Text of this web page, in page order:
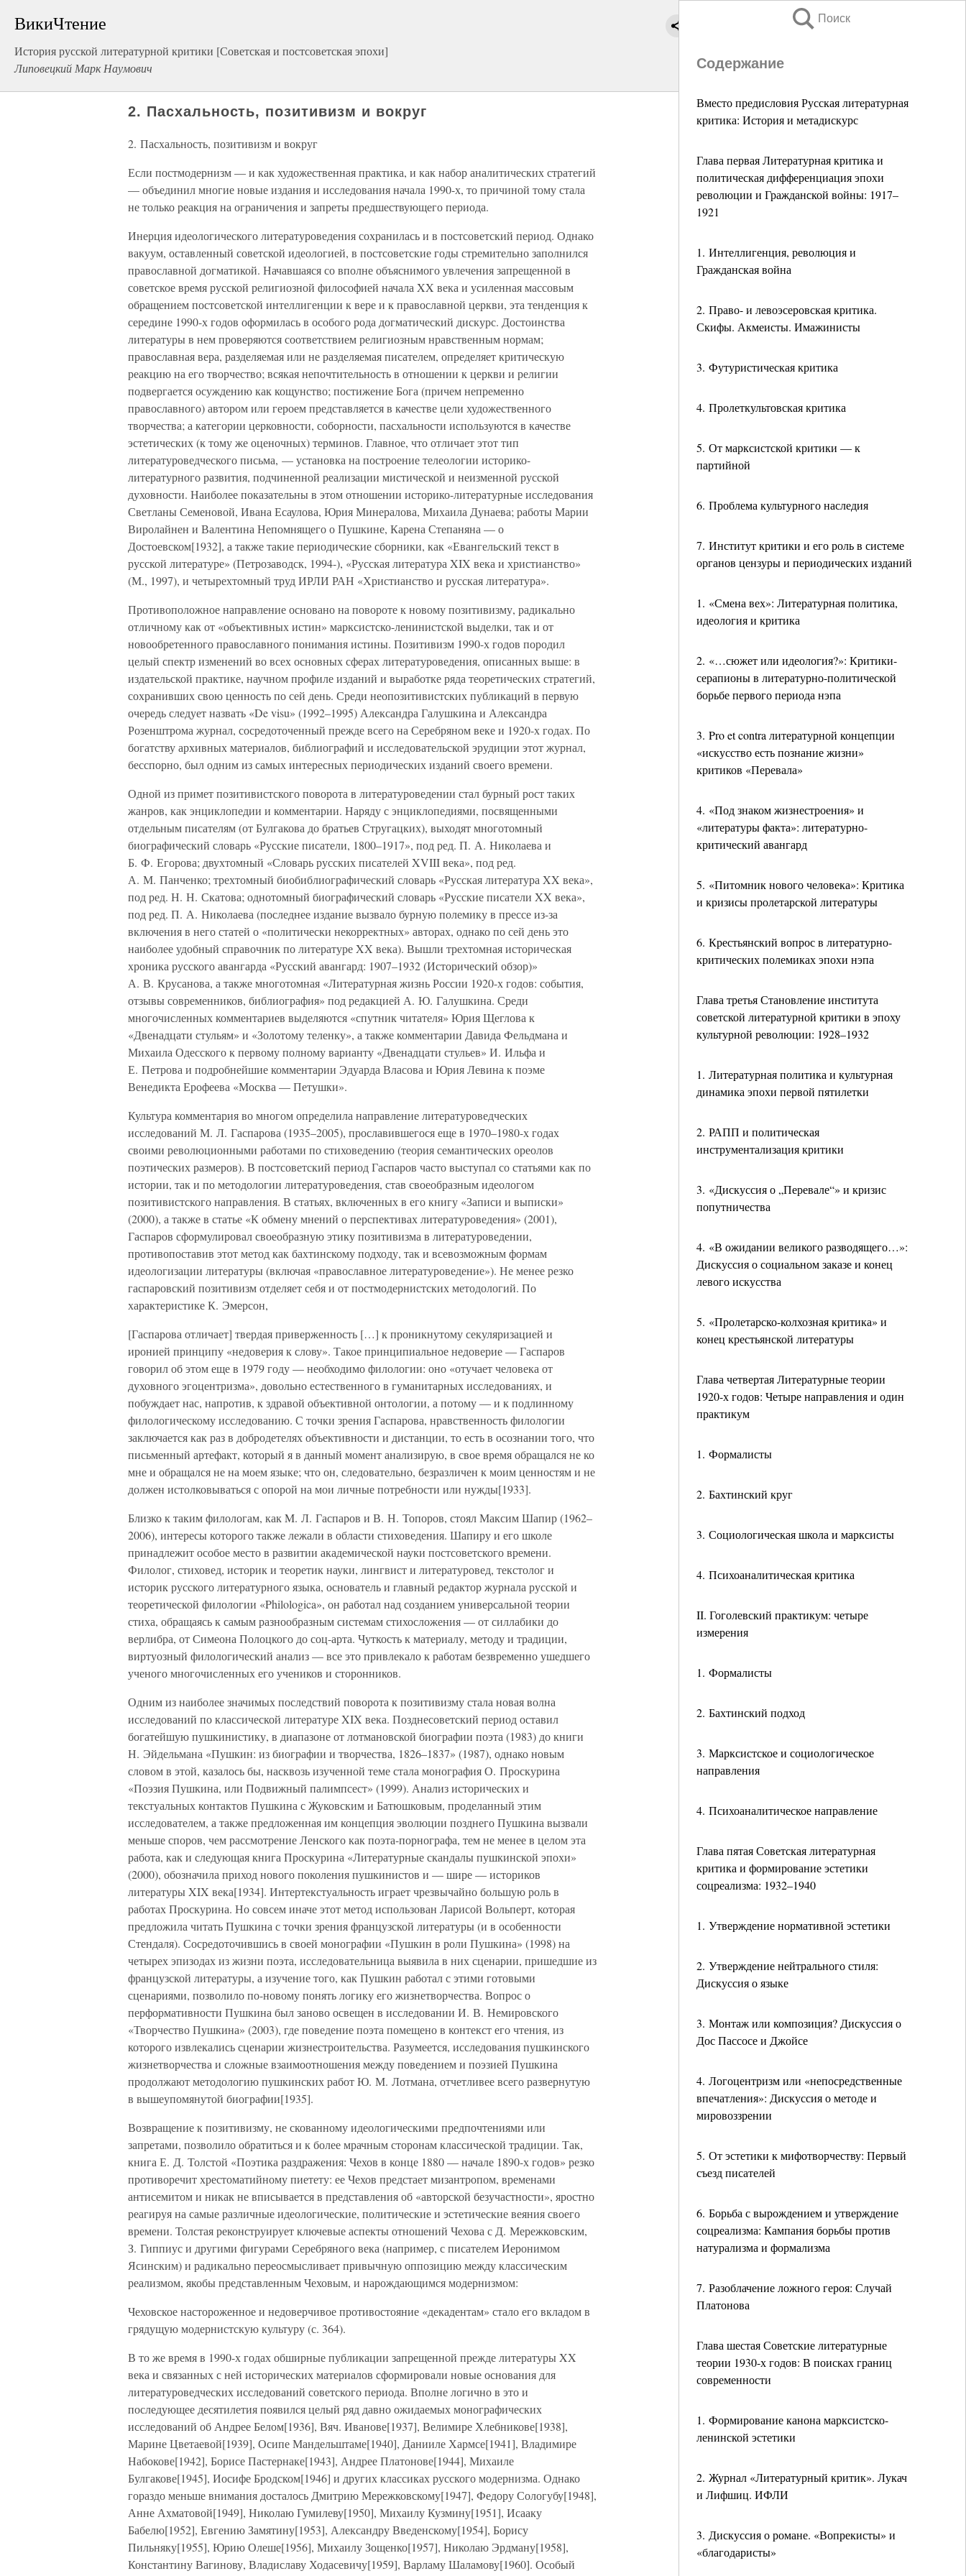
ВикиЧтение
История русской литературной критики [Советская и постсоветская эпохи]
Липовецкий Марк Наумович
Поиск
Содержание
Вместо предисловия Русская литературная
критика: История и метадискурс
Глава первая Литературная критика и
политическая дифференциация эпохи
революции и Гражданской войны: 1917–
1921
1. Интеллигенция, революция и
Гражданская война
2. Право- и левоэсеровская критика.
Скифы. Акмеисты. Имажинисты
3. Футуристическая критика
4. Пролеткультовская критика
5. От марксистской критики — к
партийной
6. Проблема культурного наследия
7. Институт критики и его роль в системе
органов цензуры и периодических изданий
1. «Смена вех»: Литературная политика,
идеология и критика
2. «…сюжет или идеология?»: Критики-
серапионы в литературно-политической
борьбе первого периода нэпа
3. Pro et contra литературной концепции
«искусство есть познание жизни»
критиков «Перевала»
4. «Под знаком жизнестроения» и
«литературы факта»: литературно-
критический авангард
5. «Питомник нового человека»: Критика
и кризисы пролетарской литературы
6. Крестьянский вопрос в литературно-
критических полемиках эпохи нэпа
Глава третья Становление института
советской литературной критики в эпоху
культурной революции: 1928–1932
1. Литературная политика и культурная
динамика эпохи первой пятилетки
2. РАПП и политическая
инструментализация критики
3. «Дискуссия о „Перевале“» и кризис
попутничества
4. «В ожидании великого разводящего…»:
Дискуссия о социальном заказе и конец
левого искусства
5. «Пролетарско-колхозная критика» и
конец крестьянской литературы
Глава четвертая Литературные теории
1920-х годов: Четыре направления и один
практикум
1. Формалисты
2. Бахтинский круг
3. Социологическая школа и марксисты
4. Психоаналитическая критика
II. Гоголевский практикум: четыре
измерения
1. Формалисты
2. Бахтинский подход
3. Марксистское и социологическое
направления
4. Психоаналитическое направление
Глава пятая Советская литературная
критика и формирование эстетики
соцреализма: 1932–1940
1. Утверждение нормативной эстетики
2. Утверждение нейтрального стиля:
Дискуссия о языке
3. Монтаж или композиция? Дискуссия о
Дос Пассосе и Джойсе
4. Логоцентризм или «непосредственные
впечатления»: Дискуссия о методе и
мировоззрении
5. От эстетики к мифотворчеству: Первый
съезд писателей
6. Борьба с вырождением и утверждение
соцреализма: Кампания борьбы против
натурализма и формализма
7. Разоблачение ложного героя: Случай
Платонова
Глава шестая Советские литературные
теории 1930-х годов: В поисках границ
современности
1. Формирование канона марксистско-
ленинской эстетики
2. Журнал «Литературный критик». Лукач
и Лифшиц. ИФЛИ
3. Дискуссия о романе. «Вопрекисты» и
«благодаристы»
2. Пасхальность, позитивизм и вокруг
2. Пасхальность, позитивизм и вокруг
Если постмодернизм — и как художественная практика, и как набор аналитических стратегий
— объединил многие новые издания и исследования начала 1990-х, то причиной тому стала
не только реакция на ограничения и запреты предшествующего периода.
Инерция идеологического литературоведения сохранилась и в постсоветский период. Однако
вакуум, оставленный советской идеологией, в постсоветские годы стремительно заполнился
православной догматикой. Начавшаяся со вполне объяснимого увлечения запрещенной в
советское время русской религиозной философией начала XX века и усиленная массовым
обращением постсоветской интеллигенции к вере и к православной церкви, эта тенденция к
середине 1990-х годов оформилась в особого рода догматический дискурс. Достоинства
литературы в нем проверяются соответствием религиозным нравственным нормам;
православная вера, разделяемая или не разделяемая писателем, определяет критическую
реакцию на его творчество; всякая непочтительность в отношении к церкви и религии
подвергается осуждению как кощунство; постижение Бога (причем непременно
православного) автором или героем представляется в качестве цели художественного
творчества; а категории церковности, соборности, пасхальности используются в качестве
эстетических (к тому же оценочных) терминов. Главное, что отличает этот тип
литературоведческого письма, — установка на построение телеологии историко-
литературного развития, подчиненной реализации мистической и неизменной русской
духовности. Наиболее показательны в этом отношении историко-литературные исследования
Светланы Семеновой, Ивана Есаулова, Юрия Минералова, Михаила Дунаева; работы Марии
Виролайнен и Валентина Непомнящего о Пушкине, Карена Степаняна — о
Достоевском[1932], а также такие периодические сборники, как «Евангельский текст в
русской литературе» (Петрозаводск, 1994-), «Русская литература XIX века и христианство»
(М., 1997), и четырехтомный труд ИРЛИ РАН «Христианство и русская литература».
Противоположное направление основано на повороте к новому позитивизму, радикально
отличному как от «объективных истин» марксистско-ленинистской выделки, так и от
новообретенного православного понимания истины. Позитивизм 1990-х годов породил
целый спектр изменений во всех основных сферах литературоведения, описанных выше: в
издательской практике, научном профиле изданий и выработке ряда теоретических стратегий,
сохранивших свою ценность по сей день. Среди неопозитивистских публикаций в первую
очередь следует назвать «De visu» (1992–1995) Александра Галушкина и Александра
Розенштрома журнал, сосредоточенный прежде всего на Серебряном веке и 1920-х годах. По
богатству архивных материалов, библиографий и исследовательской эрудиции этот журнал,
бесспорно, был одним из самых интересных периодических изданий своего времени.
Одной из примет позитивистского поворота в литературоведении стал бурный рост таких
жанров, как энциклопедии и комментарии. Наряду с энциклопедиями, посвященными
отдельным писателям (от Булгакова до братьев Стругацких), выходят многотомный
биографический словарь «Русские писатели, 1800–1917», под ред. П. А. Николаева и
Б. Ф. Егорова; двухтомный «Словарь русских писателей XVIII века», под ред.
А. М. Панченко; трехтомный биобиблиографический словарь «Русская литература XX века»,
под ред. Н. Н. Скатова; однотомный биографический словарь «Русские писатели XX века»,
под ред. П. А. Николаева (последнее издание вызвало бурную полемику в прессе из-за
включения в него статей о «политически некорректных» авторах, однако по сей день это
наиболее удобный справочник по литературе XX века). Вышли трехтомная историческая
хроника русского авангарда «Русский авангард: 1907–1932 (Исторический обзор)»
А. В. Крусанова, а также многотомная «Литературная жизнь России 1920-х годов: события,
отзывы современников, библиография» под редакцией А. Ю. Галушкина. Среди
многочисленных комментариев выделяются «спутник читателя» Юрия Щеглова к
«Двенадцати стульям» и «Золотому теленку», а также комментарии Давида Фельдмана и
Михаила Одесского к первому полному варианту «Двенадцати стульев» И. Ильфа и
Е. Петрова и подробнейшие комментарии Эдуарда Власова и Юрия Левина к поэме
Венедикта Ерофеева «Москва — Петушки».
Культура комментария во многом определила направление литературоведческих
исследований М. Л. Гаспарова (1935–2005), прославившегося еще в 1970–1980-х годах
своими революционными работами по стиховедению (теория семантических ореолов
поэтических размеров). В постсоветский период Гаспаров часто выступал со статьями как по
истории, так и по методологии литературоведения, став своеобразным идеологом
позитивистского направления. В статьях, включенных в его книгу «Записи и выписки»
(2000), а также в статье «К обмену мнений о перспективах литературоведения» (2001),
Гаспаров сформулировал своеобразную этику позитивизма в литературоведении,
противопоставив этот метод как бахтинскому подходу, так и всевозможным формам
идеологизации литературы (включая «православное литературоведение»). Не менее резко
гаспаровский позитивизм отделяет себя и от постмодернистских методологий. По
характеристике К. Эмерсон,
[Гаспарова отличает] твердая приверженность […] к проникнутому секуляризацией и
иронией принципу «недоверия к слову». Такое принципиальное недоверие — Гаспаров
говорил об этом еще в 1979 году — необходимо филологии: оно «отучает человека от
духовного эгоцентризма», довольно естественного в гуманитарных исследованиях, и
побуждает нас, напротив, к здравой объективной онтологии, а потому — и к подлинному
филологическому исследованию. С точки зрения Гаспарова, нравственность филологии
заключается как раз в добродетелях объективности и дистанции, то есть в осознании того, что
письменный артефакт, который я в данный момент анализирую, в свое время обращался не ко
мне и обращался не на моем языке; что он, следовательно, безразличен к моим ценностям и не
должен истолковываться с опорой на мои личные потребности или нужды[1933].
Близко к таким филологам, как M. Л. Гаспаров и В. Н. Топоров, стоял Максим Шапир (1962–
2006), интересы которого также лежали в области стиховедения. Шапиру и его школе
принадлежит особое место в развитии академической науки постсоветского времени.
Филолог, стиховед, историк и теоретик науки, лингвист и литературовед, текстолог и
историк русского литературного языка, основатель и главный редактор журнала русской и
теоретической филологии «Philologica», он работал над созданием универсальной теории
стиха, обращаясь к самым разнообразным системам стихосложения — от силлабики до
верлибра, от Симеона Полоцкого до соц-арта. Чуткость к материалу, методу и традиции,
виртуозный филологический анализ — все это привлекало к работам безвременно ушедшего
ученого многочисленных его учеников и сторонников.
Одним из наиболее значимых последствий поворота к позитивизму стала новая волна
исследований по классической литературе XIX века. Позднесоветский период оставил
богатейшую пушкинистику, в диапазоне от лотмановской биографии поэта (1983) до книги
Н. Эйдельмана «Пушкин: из биографии и творчества, 1826–1837» (1987), однако новым
словом в этой, казалось бы, насквозь изученной теме стала монография О. Проскурина
«Поэзия Пушкина, или Подвижный палимпсест» (1999). Анализ исторических и
текстуальных контактов Пушкина с Жуковским и Батюшковым, проделанный этим
исследователем, а также предложенная им концепция эволюции позднего Пушкина вызвали
меньше споров, чем рассмотрение Ленского как поэта-порнографа, тем не менее в целом эта
работа, как и следующая книга Проскурина «Литературные скандалы пушкинской эпохи»
(2000), обозначила приход нового поколения пушкинистов и — шире — историков
литературы XIX века[1934]. Интертекстуальность играет чрезвычайно большую роль в
работах Проскурина. Но совсем иначе этот метод использован Ларисой Вольперт, которая
предложила читать Пушкина с точки зрения французской литературы (и в особенности
Стендаля). Сосредоточившись в своей монографии «Пушкин в роли Пушкина» (1998) на
четырех эпизодах из жизни поэта, исследовательница выявила в них сценарии, пришедшие из
французской литературы, а изучение того, как Пушкин работал с этими готовыми
сценариями, позволило по-новому понять логику его жизнетворчества. Вопрос о
перформативности Пушкина был заново освещен в исследовании И. В. Немировского
«Творчество Пушкина» (2003), где поведение поэта помещено в контекст его чтения, из
которого извлекались сценарии жизнестроительства. Разумеется, исследования пушкинского
жизнетворчества и сложные взаимоотношения между поведением и поэзией Пушкина
продолжают методологию пушкинских работ Ю. М. Лотмана, отчетливее всего развернутую
в вышеупомянутой биографии[1935].
Возвращение к позитивизму, не скованному идеологическими предпочтениями или
запретами, позволило обратиться и к более мрачным сторонам классической традиции. Так,
книга Е. Д. Толстой «Поэтика раздражения: Чехов в конце 1880 — начале 1890-х годов» резко
противоречит хрестоматийному пиетету: ее Чехов предстает мизантропом, временами
антисемитом и никак не вписывается в представления об «авторской безучастности», яростно
реагируя на самые различные идеологические, политические и эстетические веяния своего
времени. Толстая реконструирует ключевые аспекты отношений Чехова с Д. Мережковским,
З. Гиппиус и другими фигурами Серебряного века (например, с писателем Иеронимом
Ясинским) и радикально переосмысливает привычную оппозицию между классическим
реализмом, якобы представленным Чеховым, и нарождающимся модернизмом:
Чеховское настороженное и недоверчивое противостояние «декадентам» стало его вкладом в
грядущую модернистскую культуру (с. 364).
В то же время в 1990-х годах обширные публикации запрещенной прежде литературы XX
века и связанных с ней исторических материалов сформировали новые основания для
литературоведческих исследований советского периода. Вполне логично в это и
последующее десятилетия появился целый ряд давно ожидаемых монографических
исследований об Андрее Белом[1936], Вяч. Иванове[1937], Велимире Хлебникове[1938],
Марине Цветаевой[1939], Осипе Мандельштаме[1940], Данииле Хармсе[1941], Владимире
Набокове[1942], Борисе Пастернаке[1943], Андрее Платонове[1944], Михаиле
Булгакове[1945], Иосифе Бродском[1946] и других классиках русского модернизма. Однако
гораздо меньше внимания досталось Дмитрию Мережковскому[1947], Федору Сологубу[1948],
Анне Ахматовой[1949], Николаю Гумилеву[1950], Михаилу Кузмину[1951], Исааку
Бабелю[1952], Евгению Замятину[1953], Александру Введенскому[1954], Борису
Пильняку[1955], Юрию Олеше[1956], Михаилу Зощенко[1957], Николаю Эрдману[1958],
Константину Вагинову, Владиславу Ходасевичу[1959], Варламу Шаламову[1960]. Особый